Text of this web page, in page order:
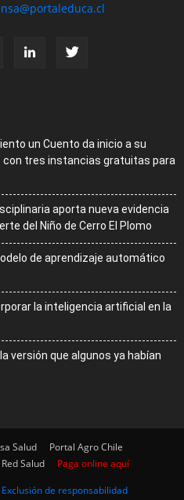
un Cuento da inicio a su
tres instancias gratuitas para
aporta nueva evidencia
del Niño de Cerro El Plomo
de aprendizaje automático
la inteligencia artificial en la
versión que algunos ya habían
Salud
Portal Agro Chile
Salud
Paga online aquí
Exclusión de responsabilidad